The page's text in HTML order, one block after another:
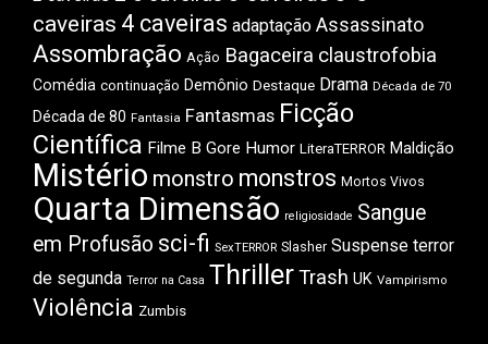
caveiras 4 caveiras adaptação Assassinato
Assombração Ação Bagaceira claustrofobia
Comédia continuação Demônio Destaque Drama Década de 70
Década de 80 Fantasia Fantasmas Ficção
Científica Filme B Gore Humor LiteraTERROR Maldição
Mistério monstro monstros Mortos Vivos
Quarta Dimensão religiosidade Sangue
em Profusão sci-fi SexTERROR Slasher Suspense terror
de segunda Terror na Casa ThrillerTrash UK Vampirismo
Violência Zumbis